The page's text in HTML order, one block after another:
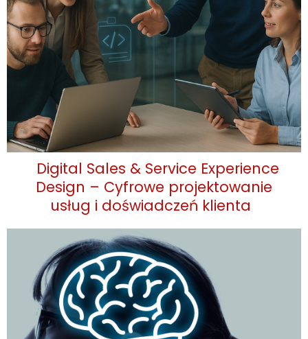
Digital Sales & Service Experience
Design – Cyfrowe projektowanie
usług i doświadczeń klienta